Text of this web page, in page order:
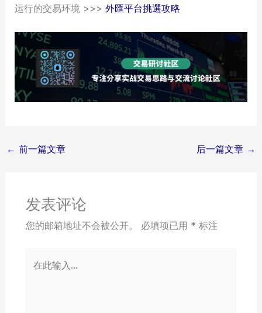
运行的交易环境 >>>外匯平台挑選攻略
← 前一篇文章 后一篇文章 →
发表评论
您的邮箱地址不会被公开。 必填项已用 * 标注